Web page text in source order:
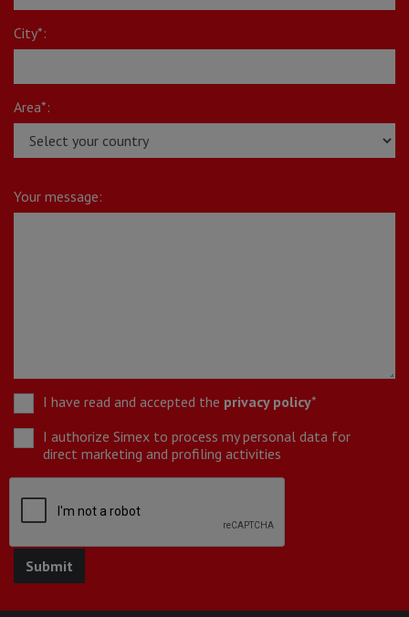
City*:
Area*:
Your message:
I have read and accepted the privacy policy*
I authorize Simex to process my personal data for
direct marketing and profiling activities